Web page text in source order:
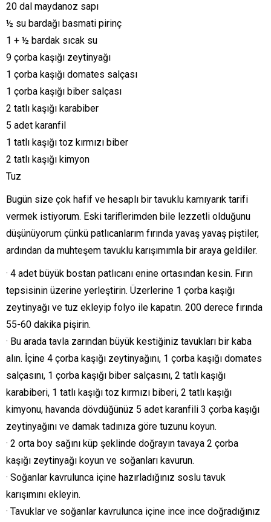
20 dal maydanoz sapı
½ su bardağı basmati pirinç
1 + ½ bardak sıcak su
9 çorba kaşığı zeytinyağı
1 çorba kaşığı domates salçası
1 çorba kaşığı biber salçası
2 tatlı kaşığı karabiber
5 adet karanfil
1 tatlı kaşığı toz kırmızı biber
2 tatlı kaşığı kimyon
Tuz
Bugün size çok hafif ve hesaplı bir tavuklu karnıyarık tarifi
vermek istiyorum. Eski tariflerimden bile lezzetli olduğunu
düşünüyorum çünkü patlıcanlarım fırında yavaş yavaş piştiler,
ardından da muhteşem tavuklu karışımımla bir araya geldiler.
· 4 adet büyük bostan patlıcanı enine ortasından kesin. Fırın
tepsisinin üzerine yerleştirin. Üzerlerine 1 çorba kaşığı
zeytinyağı ve tuz ekleyip folyo ile kapatın. 200 derece fırında
55-60 dakika pişirin.
· Bu arada tavla zarından büyük kestiğiniz tavukları bir kaba
alın. İçine 4 çorba kaşığı zeytinyağını, 1 çorba kaşığı domates
salçasını, 1 çorba kaşığı biber salçasını, 2 tatlı kaşığı
karabiberi, 1 tatlı kaşığı toz kırmızı biberi, 2 tatlı kaşığı
kimyonu, havanda dövdüğünüz 5 adet karanfili 3 çorba kaşığı
zeytinyağını ve damak tadınıza göre tuzunu koyun.
· 2 orta boy sağını küp şeklinde doğrayın tavaya 2 çorba
kaşığı zeytinyağı koyun ve soğanları kavurun.
· Soğanlar kavrulunca içine hazırladığınız soslu tavuk
karışımını ekleyin.
· Tavuklar ve soğanlar kavrulunca içine ince ince doğradığınız